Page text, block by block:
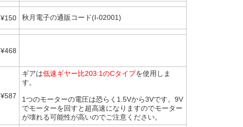
¥150 秋月電子の通販コード(I-02001)
¥468
¥587
ギアは低速ギヤー比203:1のCタイプを使用しま
す。
1つのモーターの電圧は恐らく1.5Vから3Vです。9V
でモーターを回すと超高速になりますのでモーター
が壊れる可能性が高いのでご注意ください。